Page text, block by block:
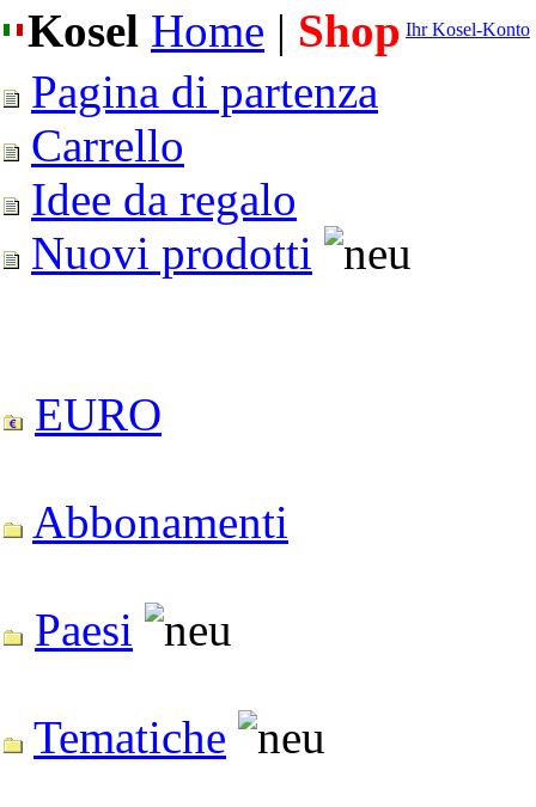
Kosel Home | Shop Ihr Kosel-Konto
Pagina di partenza
Carrello
Idee da regalo
Nuovi prodotti
EURO
Abbonamenti
Paesi
Tematiche